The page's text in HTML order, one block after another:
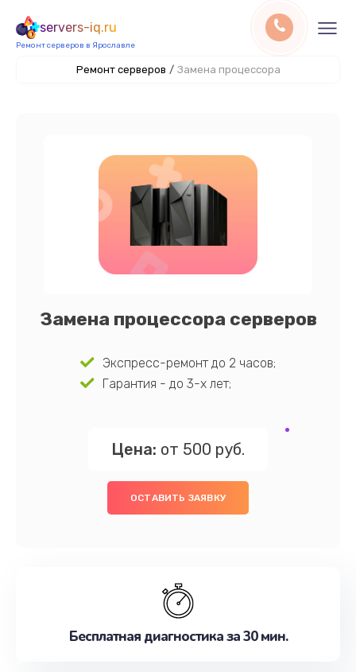
servers-iq.ru
Ремонт серверов в Ярославле
Ремонт серверов / Замена процессора
Замена процессора серверов
Экспресс-ремонт до 2 часов;
Гарантия - до 3-х лет;
Цена: от 500 руб.
ОСТАВИТЬ ЗАЯВКУ
Бесплатная диагностика за 30 мин.